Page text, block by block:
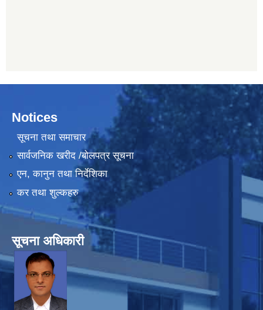
Notices
सूचना तथा समाचार
सार्वजनिक खरीद /बोलपत्र सूचना
एन, कानुन तथा निर्देशिका
कर तथा शुल्कहरु
सूचना अधिकारी